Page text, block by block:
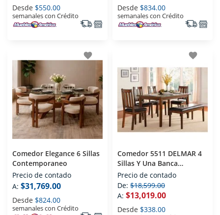
Desde $550.00
semanales con Crédito
Desde $834.00
semanales con Crédito
favorite
Comedor Elegance 6 Sillas
Contemporaneo
Precio de contado
A: $31,769.00
Desde $824.00
semanales con Crédito
favorite
Comedor 5511 DELMAR 4
Sillas Y Una Banca
Contemporaneo
Precio de contado
De: $18,599.00
A: $13,019.00
Desde $338.00